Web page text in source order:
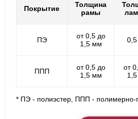
Покрытие
Толщина
рамы
ПЭ
от 0,5 до
1,5 мм
ППП
от 0,5 до
1,5 мм
от
* ПЭ - полиэстер, ППП - полимерно-